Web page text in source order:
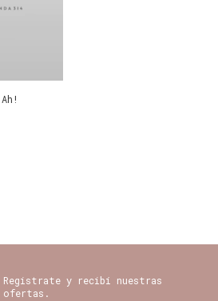
Registrate y recibí nuestras
ofertas.